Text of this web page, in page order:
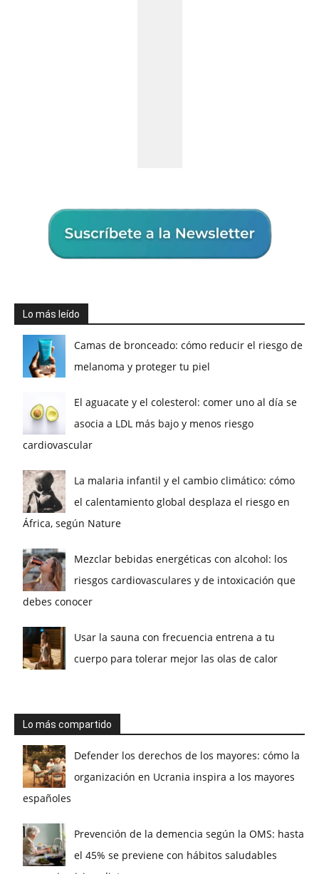
Lo más leído
Camas de bronceado: cómo reducir el riesgo de
melanoma y proteger tu piel
El aguacate y el colesterol: comer uno al día se
asocia a LDL más bajo y menos riesgo
cardiovascular
La malaria infantil y el cambio climático: cómo
el calentamiento global desplaza el riesgo en
África, según Nature
Mezclar bebidas energéticas con alcohol: los
riesgos cardiovasculares y de intoxicación que
debes conocer
Usar la sauna con frecuencia entrena a tu
cuerpo para tolerar mejor las olas de calor
Lo más compartido
Defender los derechos de los mayores: cómo la
organización en Ucrania inspira a los mayores
españoles
Prevención de la demencia según la OMS: hasta
el 45% se previene con hábitos saludables